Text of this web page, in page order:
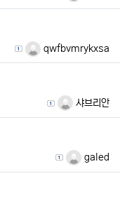
등록자 qwfbvmrykxsa
등록자 샤브리안
등록자 galed